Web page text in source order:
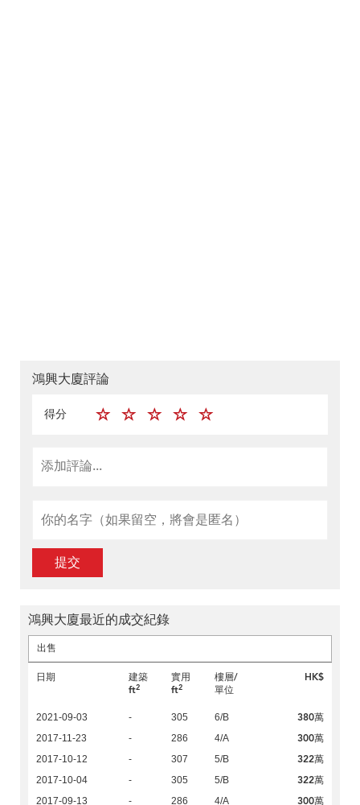
鴻興大廈評論
得分
提交
鴻興大廈最近的成交紀錄
出售
日期
建築
ft2
實用
ft2
樓層/
單位
HK$
2021-09-03 - 305 6/B 380萬
2017-11-23 - 286 4/A 300萬
2017-10-12 - 307 5/B 322萬
2017-10-04 - 305 5/B 322萬
2017-09-13 - 286 4/A 300萬